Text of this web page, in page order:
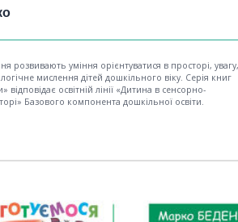
розвивають уміння орієнтуватися в просторі, увагу,
мислення дітей дошкільного віку. Серія книг
відповідає освітній лінії «Дитина в сенсорно-
Базового компонента дошкільної освіти.